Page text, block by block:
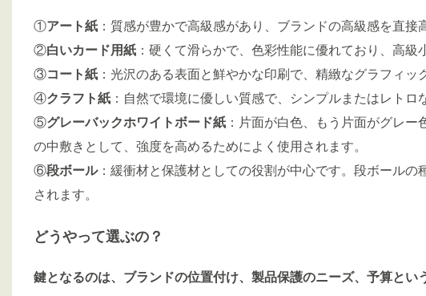
①アート紙：質感が豊かで高級感があり、ブランドの高級感を直接
②白いカード用紙：硬くて滑らかで、色彩性能に優れており、高級
③コート紙：光沢のある表面と鮮やかな印刷で、精緻なグラフィッ
④クラフト紙：自然で環境に優しい質感で、シンプルまたはレトロ
⑤グレーバックホワイトボード紙：片面が白色、もう片面がグレー
の中敷きとして、強度を高めるためによく使用されます。
⑥段ボール：緩衝材と保護材としての役割が中心です。段ボール
されます。
どうやって選ぶの？
鍵となるのは、ブランドの位置付け、製品保護のニーズ、予算と